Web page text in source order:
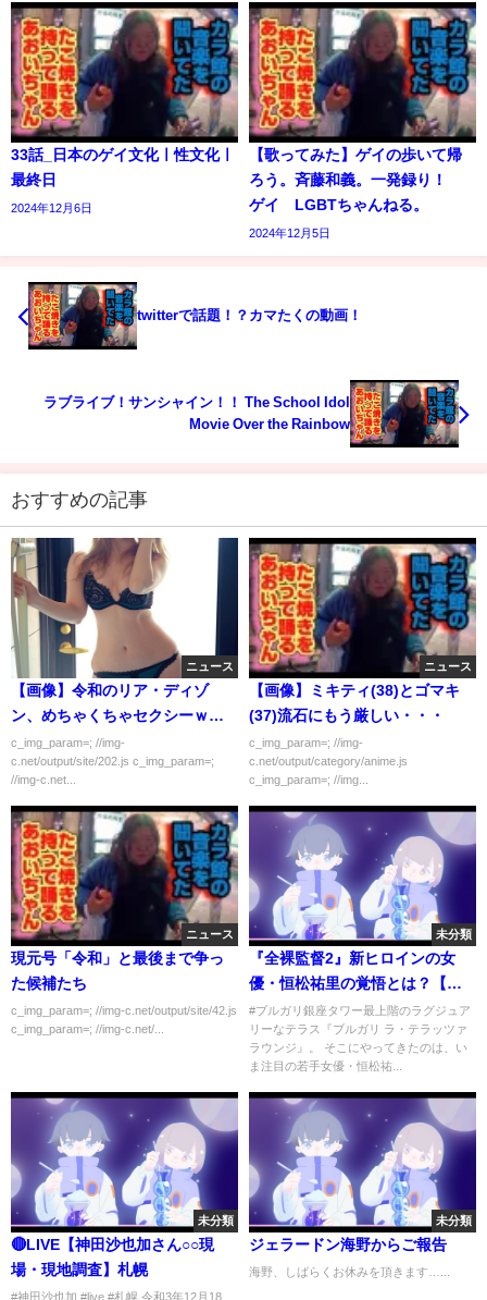
33話_日本のゲイ文化ㅣ性文化ㅣ
最終日
2024年12月6日
【歌ってみた】ゲイの歩いて帰
ろう。斉藤和義。一発録り！
ゲイ LGBTちゃんねる。
2024年12月5日
twitterで話題！？カマたくの動画！
ラブライブ！サンシャイン！！ The School Idol
Movie Over the Rainbow
おすすめの記事
ニュース
【画像】令和のリア・ディゾ
ン、めちゃくちゃセクシーｗｗ
ｗｗｗｗ
c_img_param=; //img-
c.net/output/site/202.js c_img_param=;
//img-c.net...
ニュース
【画像】ミキティ(38)とゴマキ
(37)流石にもう厳しい・・・
c_img_param=; //img-
c.net/output/category/anime.js
c_img_param=; //img...
ニュース
現元号「令和」と最後まで争っ
た候補たち
c_img_param=; //img-c.net/output/site/42.js
c_img_param=; //img-c.net/...
未分類
『全裸監督2』新ヒロインの女
優・恒松祐里の覚悟とは？【東
京カレンダー】
#ブルガリ銀座タワー最上階のラグジュア
リーなテラス『ブルガリ ラ・テラッツァ
ラウンジ』。 そこにやってきたのは、い
ま注目の若手女優・恒松祐...
未分類
🔴LIVE【神田沙也加さん○○現
場・現地調査】札幌
#神田沙也加 #live #札幌 令和3年12月18
未分類
ジェラードン海野からご報告
海野、しばらくお休みを頂きます…...